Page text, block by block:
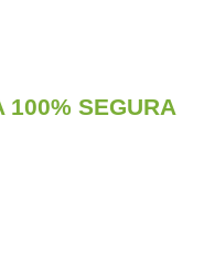
100% SEGURA